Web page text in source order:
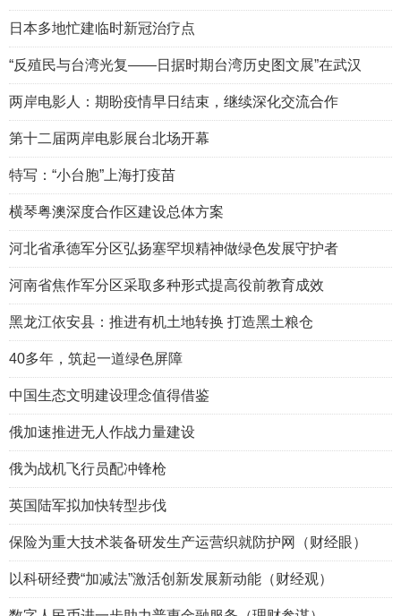
日本多地忙建临时新冠治疗点
“反殖民与台湾光复——日据时期台湾历史图文展”在武汉
两岸电影人：期盼疫情早日结束，继续深化交流合作
第十二届两岸电影展台北场开幕
特写：“小台胞”上海打疫苗
横琴粤澳深度合作区建设总体方案
河北省承德军分区弘扬塞罕坝精神做绿色发展守护者
河南省焦作军分区采取多种形式提高役前教育成效
黑龙江依安县：推进有机土地转换 打造黑土粮仓
40多年，筑起一道绿色屏障
中国生态文明建设理念值得借鉴
俄加速推进无人作战力量建设
俄为战机飞行员配冲锋枪
英国陆军拟加快转型步伐
保险为重大技术装备研发生产运营织就防护网（财经眼）
以科研经费“加减法”激活创新发展新动能（财经观）